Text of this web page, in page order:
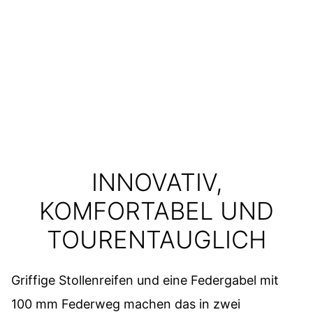
INNOVATIV,
KOMFORTABEL UND
TOURENTAUGLICH
Griffige Stollenreifen und eine Federgabel mit
100 mm Federweg machen das in zwei